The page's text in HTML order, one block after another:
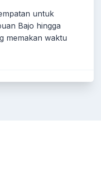
untuk
Bajo hingga
memakan waktu